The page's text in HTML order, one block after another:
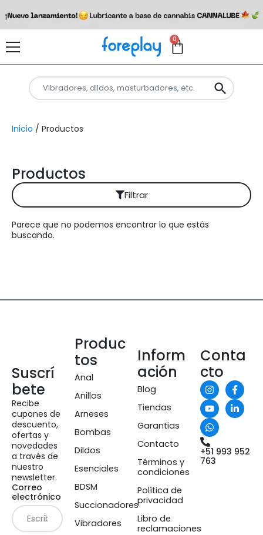
0
Inicio / Productos
Productos
Filtrar
Reiniciar filtros
Vulva
Zonas Erógenas
Anal
Anal u oral según tolerancia
Atrevimiento
Comunicación
Comunicación íntima
Conexión emocional
Confianza
Confianza y ambiente de fiesta.
Coordinación
Parece que no podemos encontrar lo que estás
buscando.
Suscrí
bete
Recibe
cupones de
descuento,
ofertas y
novedades
a través de
nuestro
newsletter.
Correo
electrónico
Produc
tos
Anal
Anillos
Arneses
Bombas
Dildos
Esenciales
BDSM
Succionadores
Vibradores
Inform
ación
Blog
Tiendas
Garantias
Contacto
Términos y
condiciones
Política de
privacidad
Libro de
reclamaciones
Conta
cto
+51 993 952
763